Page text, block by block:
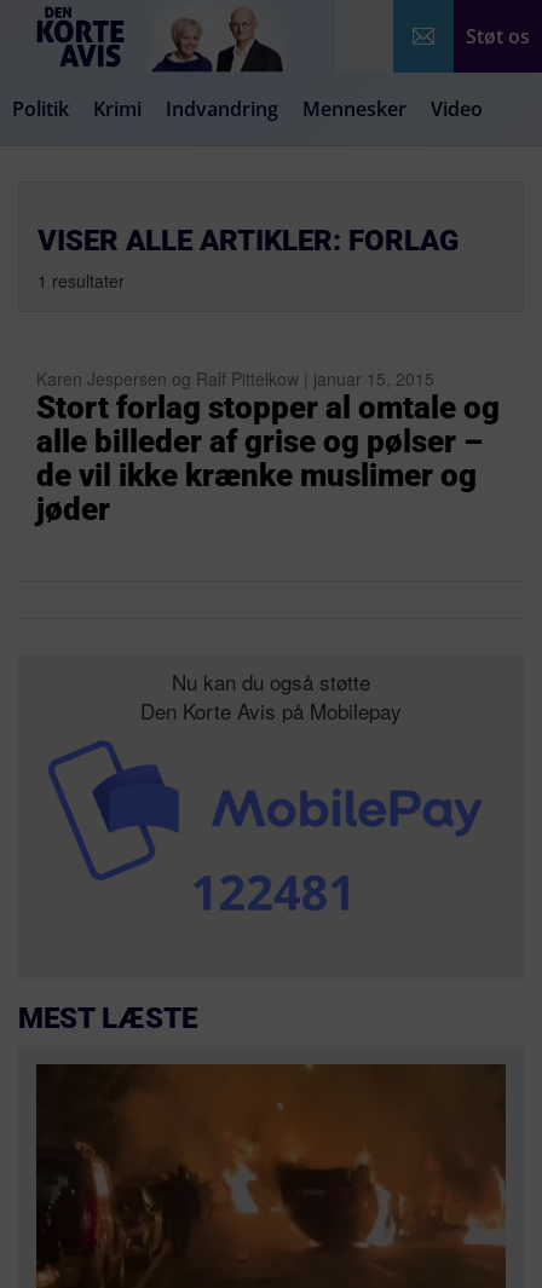
Støt os
Politik Krimi Indvandring Mennesker Video
VISER ALLE ARTIKLER: FORLAG
1 resultater
Karen Jespersen og Ralf Pittelkow | januar 15, 2015
Stort forlag stopper al omtale og
alle billeder af grise og pølser –
de vil ikke krænke muslimer og
jøder
Nu kan du også støtte
Den Korte Avis på Mobilepay
MEST LÆSTE